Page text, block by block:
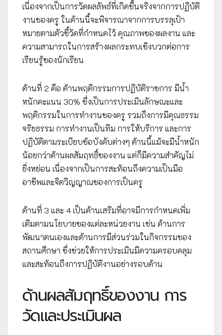
เนื่องจากเป็นการวัดผลลัพธ์ที่เกิดขึ้นจริงจากการปฏิบัติ
งานของครู ในด้านนี้จะพิจารณาจากการบรรลุเป้า
หมายตามตัวชี้วัดที่กำหนดไว้ คุณภาพของผลงาน และ
ความสามารถในการสร้างผลกระทบเชิงบวกต่อการ
เรียนรู้ของนักเรียน
ด้านที่ 2 คือ ด้านพฤติกรรมการปฏิบัติราชการ มีน้ำ
หนักคะแนน 30% ซึ่งเป็นการประเมินลักษณะและ
พฤติกรรมในการทำงานของครู รวมถึงการมีคุณธรรม
จริยธรรม การทำงานเป็นทีม การให้บริการ และการ
ปฏิบัติตามระเบียบข้อบังคับต่างๆ ด้านนี้แม้จะมีน้ำหนัก
น้อยกว่าด้านผลสัมฤทธิ์ของงาน แต่ก็มีความสำคัญไม่
ยิ่งหย่อน เนื่องจากเป็นการสะท้อนถึงความเป็นมือ
อาชีพและจิตวิญญาณของการเป็นครู
ด้านที่ 3 และ 4 เป็นด้านเสริมที่อาจมีการกำหนดเพิ่ม
เติมตามนโยบายของแต่ละหน่วยงาน เช่น ด้านการ
พัฒนาตนเองและด้านการมีส่วนร่วมในกิจกรรมของ
สถานศึกษา ซึ่งช่วยให้การประเมินมีความครอบคลุม
และสะท้อนถึงการปฏิบัติงานอย่างรอบด้าน
ด้านผลสัมฤทธิ์ของงาน การ
วัดและประเมินผล